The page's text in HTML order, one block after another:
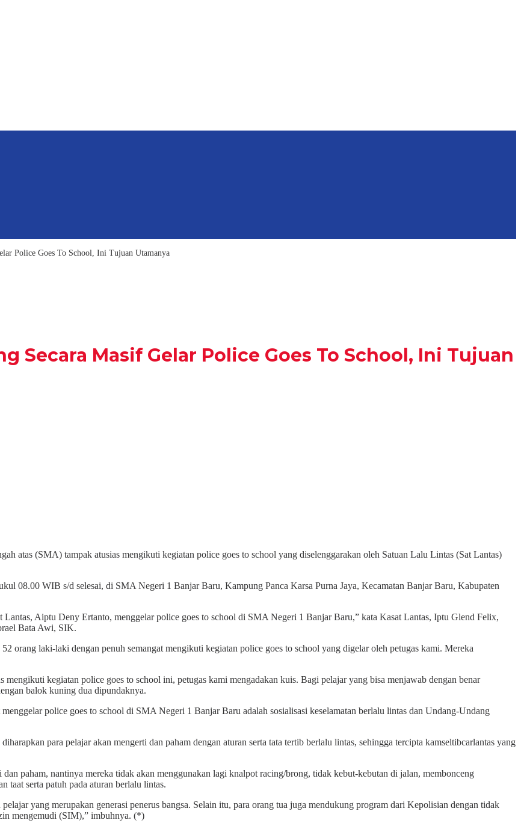
Police Goes To School, Ini Tujuan Utamanya
Secara Masif Gelar Police Goes To School, Ini Tujuan
atas (SMA) tampak atusias mengikuti kegiatan police goes to school yang diselenggarakan oleh Satuan Lalu Lintas (Sat Lantas)
08.00 WIB s/d selesai, di SMA Negeri 1 Banjar Baru, Kampung Panca Karsa Purna Jaya, Kecamatan Banjar Baru, Kabupaten
Aiptu Deny Ertanto, menggelar police goes to school di SMA Negeri 1 Banjar Baru,” kata Kasat Lantas, Iptu Glend Felix,
Bata Awi, SIK.
orang laki-laki dengan penuh semangat mengikuti kegiatan police goes to school yang digelar oleh petugas kami. Mereka
mengikuti kegiatan police goes to school ini, petugas kami mengadakan kuis. Bagi pelajar yang bisa menjawab dengan benar
balok kuning dua dipundaknya.
police goes to school di SMA Negeri 1 Banjar Baru adalah sosialisasi keselamatan berlalu lintas dan Undang-Undang
para pelajar akan mengerti dan paham dengan aturan serta tata tertib berlalu lintas, sehingga tercipta kamseltibcarlantas yang
paham, nantinya mereka tidak akan menggunakan lagi knalpot racing/brong, tidak kebut-kebutan di jalan, membonceng
taat serta patuh pada aturan berlalu lintas.
yang merupakan generasi penerus bangsa. Selain itu, para orang tua juga mendukung program dari Kepolisian dengan tidak
mengemudi (SIM),” imbuhnya. (*)